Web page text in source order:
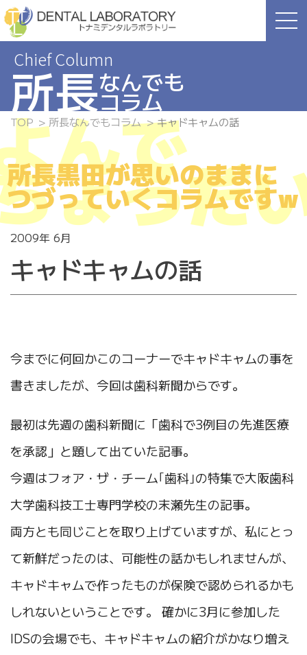
Skip
to
the
content
TOP 所長なんでもコラム キャドキャムの話
所長なんでも
コラム
2009年 6月
キャドキャムの話
所長黒田が思いのままに
つづっていくコラムですw
んで
ょうだ
今までに何回かこのコーナーでキャドキャムの事を
書きましたが、今回は歯科新聞からです。
最初は先週の歯科新聞に「歯科で3例目の先進医療
を承認」と題して出ていた記事。
今週はフォア・ザ・チーム｢歯科｣の特集で大阪歯科
大学歯科技工士専門学校の末瀬先生の記事。
両方とも同じことを取り上げていますが、私にとっ
て新鮮だったのは、可能性の話かもしれませんが、
キャドキャムで作ったものが保険で認められるかも
しれないということです。 確かに3月に参加した
IDSの会場でも、キャドキャムの紹介がかなり増え